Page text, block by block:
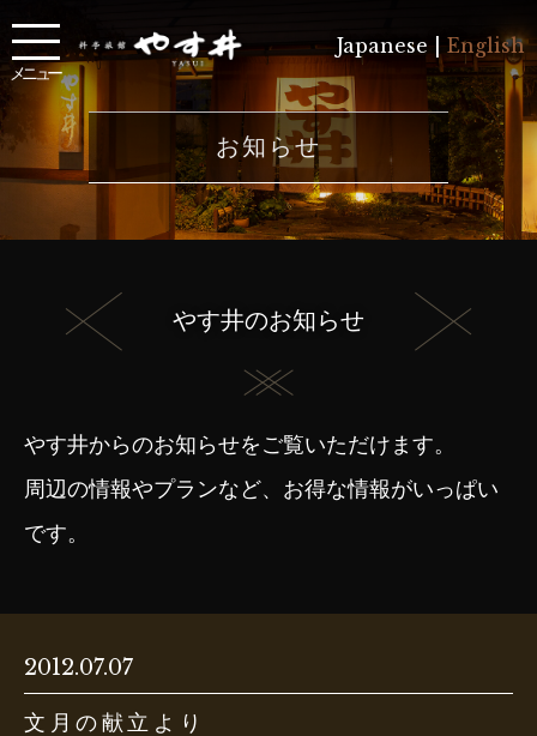
メニュー
Japanese | English
お知らせ
やす井のお知らせ
やす井からのお知らせをご覧いただけます。
周辺の情報やプランなど、お得な情報がいっぱい
です。
2012.07.07
文月の献立より